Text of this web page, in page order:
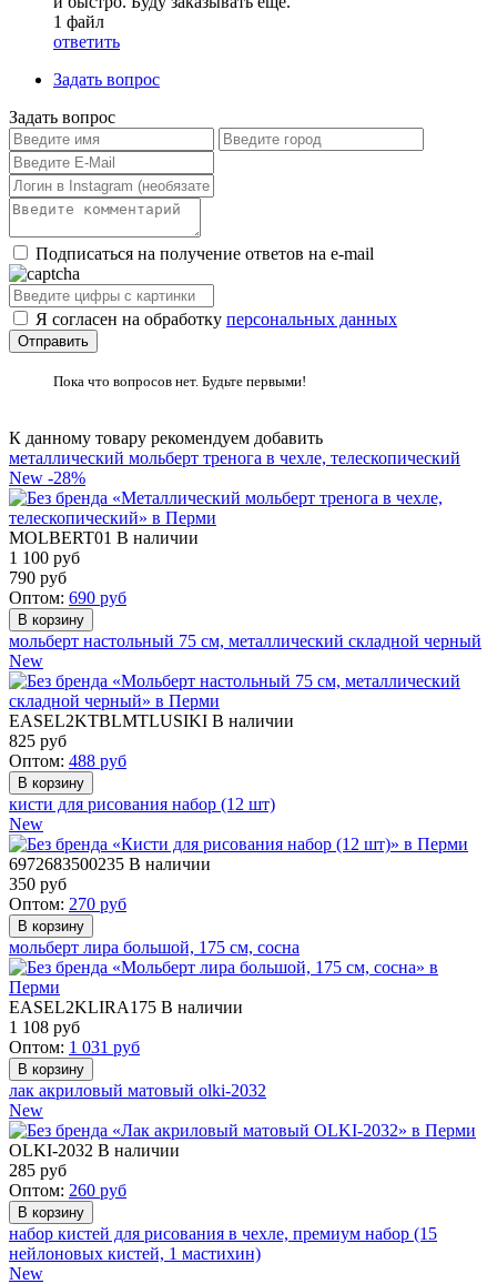
1 файл
ответить
Задать вопрос
Задать вопрос
Подписаться на получение ответов на e-mail
Я согласен на обработку персональных данных
Пока что вопросов нет. Будьте первыми!
К данному товару рекомендуем добавить
металлический мольберт тренога в чехле, телескопический
New -28%
MOLBERT01 В наличии
1 100 руб
790 руб
Оптом: 690 руб
мольберт настольный 75 см, металлический складной черный
New
EASEL2KTBLMTLUSIKI В наличии
825 руб
Оптом: 488 руб
кисти для рисования набор (12 шт)
New
6972683500235 В наличии
350 руб
Оптом: 270 руб
мольберт лира большой, 175 см, сосна
EASEL2KLIRA175 В наличии
1 108 руб
Оптом: 1 031 руб
лак акриловый матовый olki-2032
New
OLKI-2032 В наличии
285 руб
Оптом: 260 руб
набор кистей для рисования в чехле, премиум набор (15
нейлоновых кистей, 1 мастихин)
New